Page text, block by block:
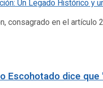
consagrado en el artículo
Escohotado dice